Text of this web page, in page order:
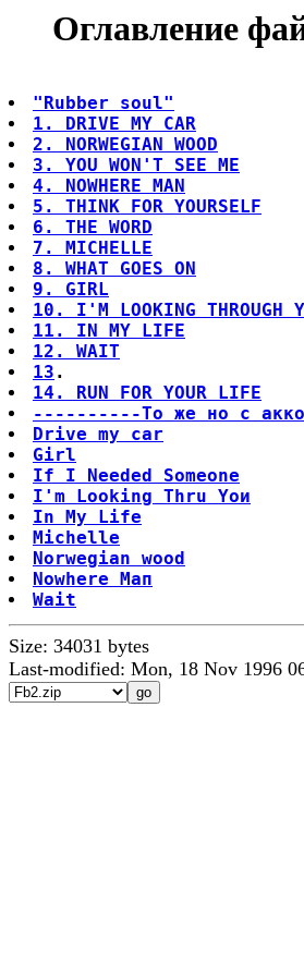
Оглавление
"Rubber soul"
1. DRIVE MY CAR
2. NORWEGIAN WOOD
3. YOU WON'T SEE МЕ
4. NOWHERE MAN
5. THINK FOR YOURSELF
6. THE WORD
7. MICHELLЕ
8. WHAT GOES ON
9. GIRL
10. I'M LOOKING THROUGH
11. IN MY LIFЕ
12. WAIТ
13
14. RUN FOR YOUR LIFЕ
----------То же но с
Drive my car
Girl
If I Needed Someone
I'm Looking Thru Yои
In My Lifе
Мichellе
Norwegian wood
Nowhere Maп
Wait
Size: 34031 bytes
Last-modified: Mon, 18 Nov 1996